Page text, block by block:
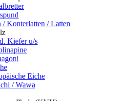
/ Konterlatten / Latten
Kiefer u/s
Eiche
/ Wawa